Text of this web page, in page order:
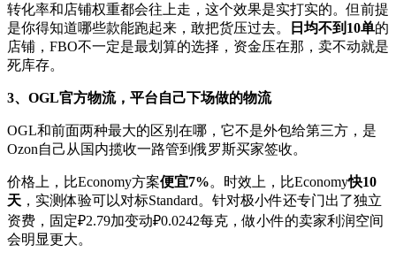
转化率和店铺权重都会往上走，这个效果是实打实的。但前提
是你得知道哪些款能跑起来，敢把货压过去。
日均不到10单的
店铺，FBO不一定是最划算的选择，资金压在那，卖不动就是
死库存。
3、OGL官方物流，平台自己下场做的物流
OGL和前面两种最大的区别在哪，它不是外包给第三方，是
Ozon自己从国内揽收一路管到俄罗斯买家签收。
价格上，比Economy方案便宜7%。时效上，比Economy快10
天 ，实测体验可以对标Standard。针对极小件还专门出了独立
资费，固定₽2.79加变动₽0.0242每克，做小件的卖家利润空间
会明显更大。